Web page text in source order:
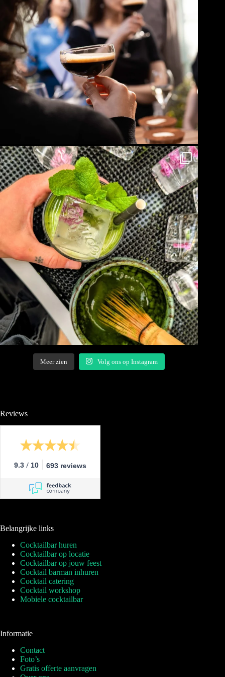
Meer zien Volg ons op Instagram
Reviews
9.3 / 10 693 reviews
Belangrijke links
Cocktailbar huren
Cocktailbar op locatie
Cocktailbar op jouw feest
Cocktail barman inhuren
Cocktail catering
Cocktail workshop
Mobiele cocktailbar
Informatie
Contact
Foto’s
Gratis offerte aanvragen